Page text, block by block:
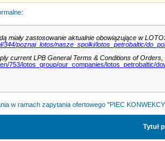
miały zastosowanie aktualnie obowiązujące w
344/poznaj_lotos/nasze_spolki/lotos_petrobaltic/
current LPB General Terms & Conditions of Orders,
753/lotos_group/our_companies/lotos_petrobaltic/
w ramach zapytania ofertowego "PIEC
Tytuł